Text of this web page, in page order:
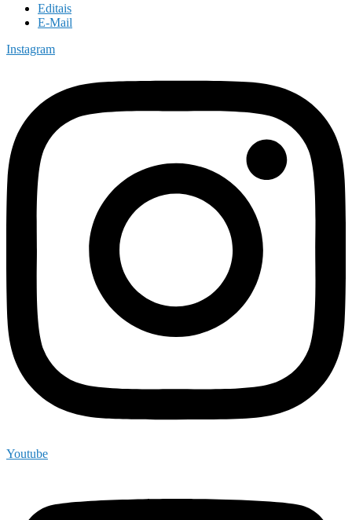
Editais
E-Mail
Instagram
Youtube